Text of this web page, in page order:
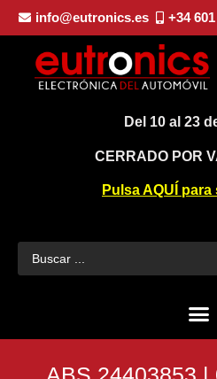
info@eutronics.es +34
Del 10 al 23
CERRADO POR
Pulsa AQUÍ